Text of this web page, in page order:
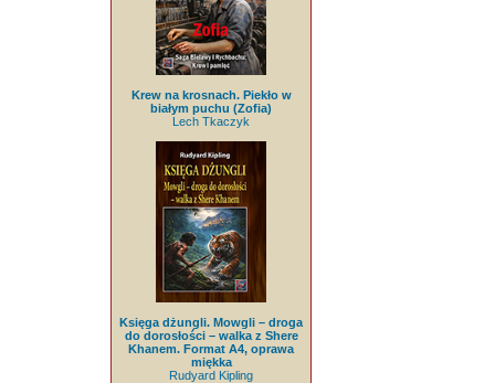
Krew na krosnach. Piekło w
białym puchu (Zofia)
Lech Tkaczyk
Księga dżungli. Mowgli – droga
do dorosłości – walka z Shere
Khanem. Format A4, oprawa
miękka
Rudyard Kipling